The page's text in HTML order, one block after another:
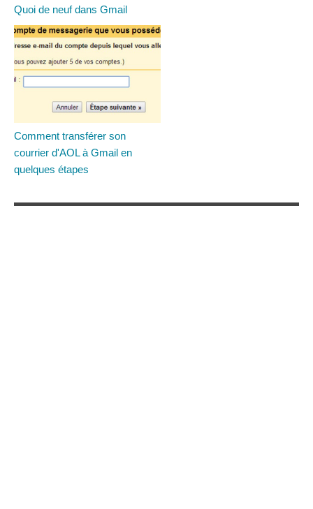
Quoi de neuf dans Gmail
Comment transférer son
courrier d'AOL à Gmail en
quelques étapes